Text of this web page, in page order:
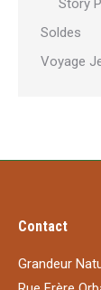
Story
Soldes
Voyage
Contact
Grandeur